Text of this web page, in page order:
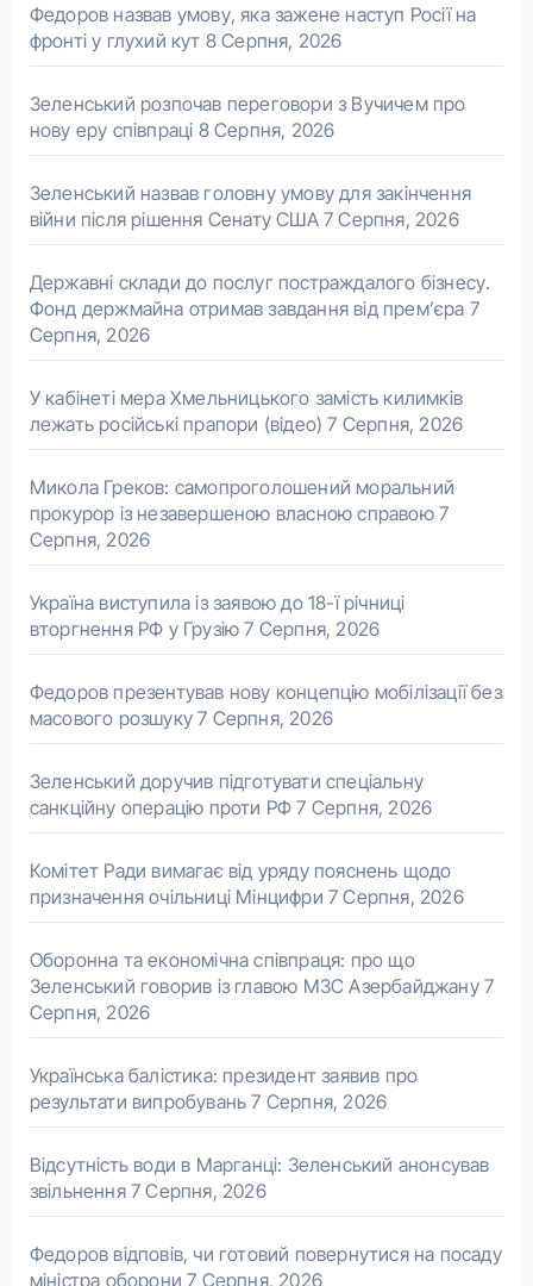
Федоров назвав умову, яка зажене наступ Росії на
фронті у глухий кут 8 Серпня, 2026
Зеленський розпочав переговори з Вучичем про
нову еру співпраці 8 Серпня, 2026
Зеленський назвав головну умову для закінчення
війни після рішення Сенату США 7 Серпня, 2026
Державні склади до послуг постраждалого бізнесу.
Фонд держмайна отримав завдання від прем’єра 7
Серпня, 2026
У кабінеті мера Хмельницького замість килимків
лежать російські прапори (відео) 7 Серпня, 2026
Микола Греков: самопроголошений моральний
прокурор із незавершеною власною справою 7
Серпня, 2026
Україна виступила із заявою до 18-ї річниці
вторгнення РФ у Грузію 7 Серпня, 2026
Федоров презентував нову концепцію мобілізації без
масового розшуку 7 Серпня, 2026
Зеленський доручив підготувати спеціальну
санкційну операцію проти РФ 7 Серпня, 2026
Комітет Ради вимагає від уряду пояснень щодо
призначення очільниці Мінцифри 7 Серпня, 2026
Оборонна та економічна співпраця: про що
Зеленський говорив із главою МЗС Азербайджану 7
Серпня, 2026
Українська балістика: президент заявив про
результати випробувань 7 Серпня, 2026
Відсутність води в Марганці: Зеленський анонсував
звільнення 7 Серпня, 2026
Федоров відповів, чи готовий повернутися на посаду
міністра оборони 7 Серпня, 2026